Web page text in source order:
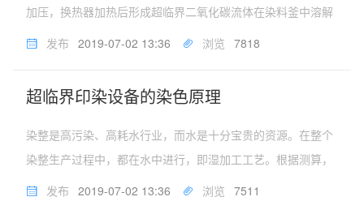
加压，换热器加热后形成超临界二氧化碳流体在染料釜中溶解
染料，随后流入染色釜内进行织物染色。染色过程中关闭高压
程中为染色系统补充能损。...
发布 2019-07-02 13:36 浏览 7818
超临界印染设备的染色原理
染整是高污染、高耗水行业，而水是十分宝贵的资源。在整个
染整生产过程中，都在水中进行，即湿加工工艺。根据测算，
印染加工的织物与排放的废水重量高达全国印染废水排放量为
发布 2019-07-02 13:36 浏览 7511